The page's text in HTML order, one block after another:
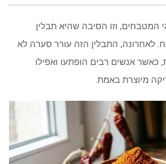
וזו הסיבה שהיא תבלין
לאחרונה, התבלין הזה עורר סערה לא
אנשים רבים הופתעו ואפילו
מיוצרת באמת.